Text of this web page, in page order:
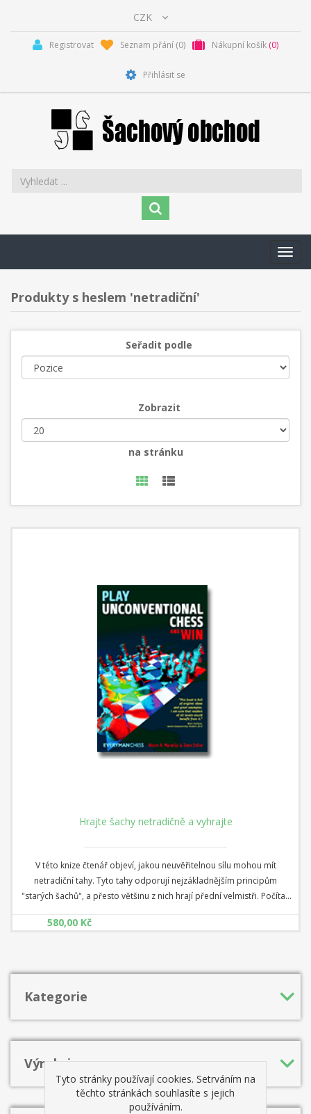
Registrovat Seznam přání (0) Nákupní košík (0)
Přihlásit se
Produkty s heslem 'netradiční'
Seřadit podle
Zobrazit
na stránku
Hrajte šachy netradičně a vyhrajte
V této knize čtenář objeví, jakou neuvěřitelnou sílu mohou mít
netradiční tahy. Tyto tahy odporují nejzákladnějším principům
"starých šachů", a přesto většinu z nich hrají přední velmistři. Počítač
mysl nemá žádné psychologické bariéry. Je "ochotná" prověřit tahy,
nevyhnutelně vede k přehodnocení starých axiomů, principů a
580,00 Kč
Kategorie
Výrobci
Tyto stránky používají cookies. Setrváním na
těchto stránkách souhlasíte s jejich
používáním.